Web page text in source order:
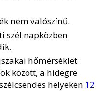
nem valószínű.
szél napközben
hőmérséklet
között, a hidegre
helyeken 12